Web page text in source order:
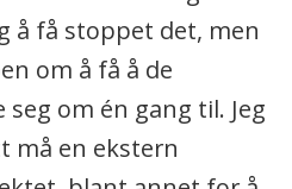
å få stoppet det, men
om å få å de
om én gang til. Jeg
må en ekstern